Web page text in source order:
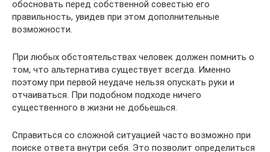
обосновать перед собственной совестью его
правильность, увидев при этом дополнительные
возможности.
При любых обстоятельствах человек должен помнить о
том, что альтернатива существует всегда. Именно
поэтому при первой неудаче нельзя опускать руки и
отчаиваться. При подобном подходе ничего
существенного в жизни не добьешься.
Справиться со сложной ситуацией часто возможно при
поиске ответа внутри себя. Это позволит определиться